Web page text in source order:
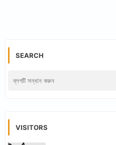
SEARCH
VISITORS